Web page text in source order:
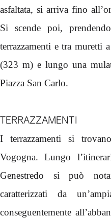
asfaltata, si arriva fino
Si scende poi,
terrazzamenti e tra muretti
(323 m) e lungo una
Piazza San Carlo.
TERRAZZAMENTI
I terrazzamenti si
Vogogna. Lungo
Genestredo si può
caratterizzati da
conseguentemente